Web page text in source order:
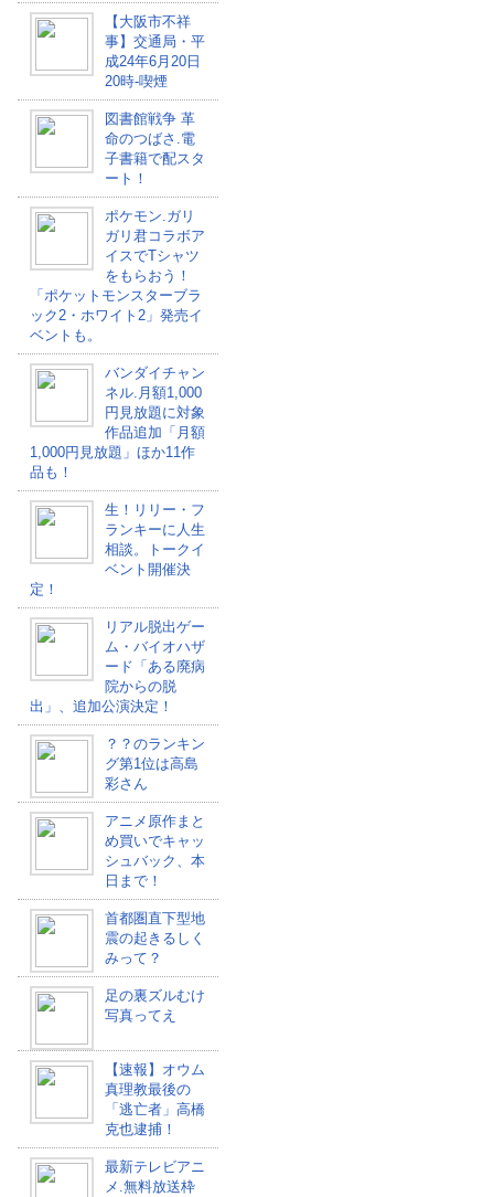
【大阪市不祥
事】交通局・平
成24年6月20日
20時-喫煙
図書館戦争 革
命のつばさ.電
子書籍で配スタ
ート！
ポケモン.ガリ
ガリ君コラボア
イスでTシャツ
をもらおう！
「ポケットモンスターブラ
ック2・ホワイト2」発売イ
ベントも。
バンダイチャン
ネル.月額1,000
円見放題に対象
作品追加「月額
1,000円見放題」ほか11作
品も！
生！リリー・フ
ランキーに人生
相談。トークイ
ベント開催決
定！
リアル脱出ゲー
ム・バイオハザ
ード「ある廃病
院からの脱
出」、追加公演決定！
？？のランキン
グ第1位は高島
彩さん
アニメ原作まと
め買いでキャッ
シュバック、本
日まで！
首都圏直下型地
震の起きるしく
みって？
足の裏ズルむけ
写真ってえ
【速報】オウム
真理教最後の
「逃亡者」高橋
克也逮捕！
最新テレビアニ
メ.無料放送枠